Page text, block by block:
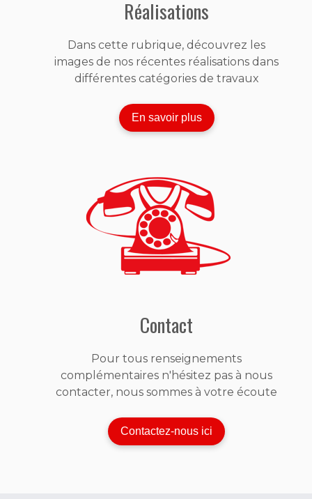
Réalisations
Dans cette rubrique, découvrez les
images de nos récentes réalisations dans
différentes catégories de travaux
En savoir plus
Contact
Pour tous renseignements
complémentaires n'hésitez pas à nous
contacter, nous sommes à votre écoute
Contactez-nous ici